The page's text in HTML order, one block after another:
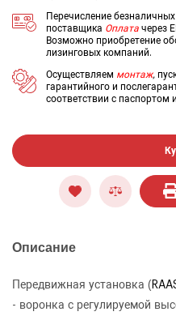
Перечисление
поставщика Оплата через
Возможно приобретение
лизинговых компаний.
Осуществляем монтаж,
гарантийного и
соответствии с паспортом
Описание
Передвижная установка ( RAA
- воронка с регулируемой